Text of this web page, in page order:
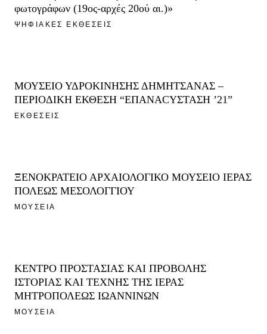
φωτογράφων (19ος-αρχές 20ού αι.)»
ΨΗΦΙΑΚΕΣ ΕΚΘΕΣΕΙΣ
ΜΟΥΣΕΙΟ ΥΔΡΟΚΙΝΗΣΗΣ ΔΗΜΗΤΣΑΝΑΣ –
ΠΕΡΙΟΔΙΚΗ ΕΚΘΕΣΗ “ΕΠΑΝΑCΥΣΤΑΣΗ ’21”
ΕΚΘΕΣΕΙΣ
ΞΕΝΟΚΡΑΤΕΙΟ ΑΡΧΑΙΟΛΟΓΙΚΟ ΜΟΥΣΕΙΟ ΙΕΡΑΣ
ΠΟΛΕΩΣ ΜΕΣΟΛΟΓΓΙΟΥ
ΜΟΥΣΕΙΑ
ΚΕΝΤΡΟ ΠΡΟΣΤΑΣΙΑΣ ΚΑΙ ΠΡΟΒΟΛΗΣ
ΙΣΤΟΡΙΑΣ ΚΑΙ ΤΕΧΝΗΣ ΤΗΣ ΙΕΡΑΣ
ΜΗΤΡΟΠΟΛΕΩΣ ΙΩΑΝΝΙΝΩΝ
ΜΟΥΣΕΙΑ